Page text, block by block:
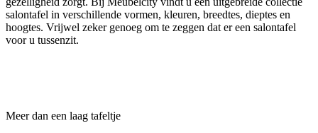
salontafel in verschillende vormen, kleuren, breedtes, dieptes en
hoogtes. Vrijwel zeker genoeg om te zeggen dat er een salontafel
voor u tussenzit.
Meer dan een laag tafeltje